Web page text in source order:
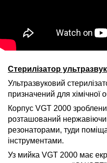
Стерилізатор
Ультразвуковий
призначений для хімічної
Корпус VGT 2000
розташований
резонаторами, туди
інструментами.
Уз мийка VGT 2000 має